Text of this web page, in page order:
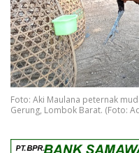
Foto: Aki Maulana peternak
Gerung, Lombok Barat. (Foto: